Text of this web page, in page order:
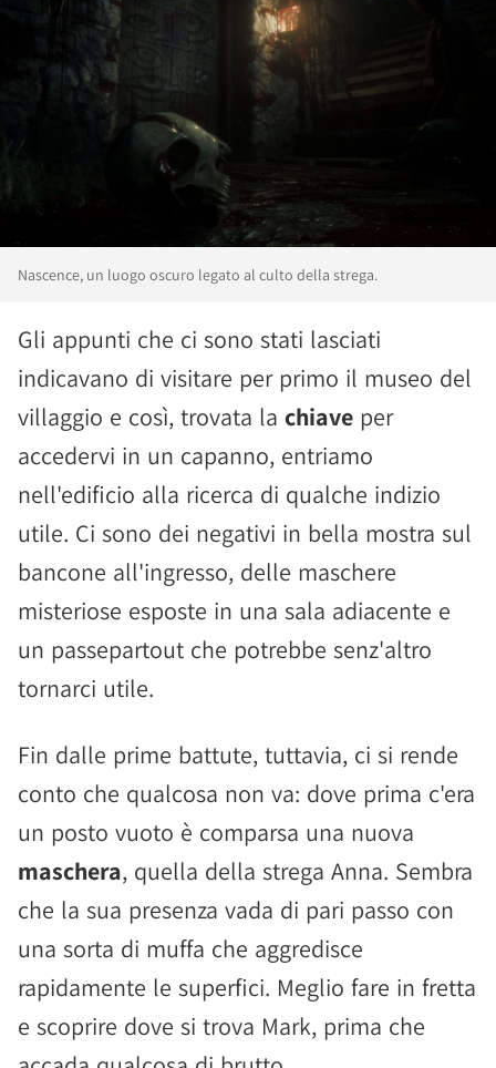
Nascence, un luogo oscuro legato al culto della strega.
Gli appunti che ci sono stati lasciati
indicavano di visitare per primo il museo del
villaggio e così, trovata la chiave per
accedervi in un capanno, entriamo
nell'edificio alla ricerca di qualche indizio
utile. Ci sono dei negativi in bella mostra sul
bancone all'ingresso, delle maschere
misteriose esposte in una sala adiacente e
un passepartout che potrebbe senz'altro
tornarci utile.
Fin dalle prime battute, tuttavia, ci si rende
conto che qualcosa non va: dove prima c'era
un posto vuoto è comparsa una nuova
maschera, quella della strega Anna. Sembra
che la sua presenza vada di pari passo con
una sorta di muffa che aggredisce
rapidamente le superfici. Meglio fare in fretta
e scoprire dove si trova Mark, prima che